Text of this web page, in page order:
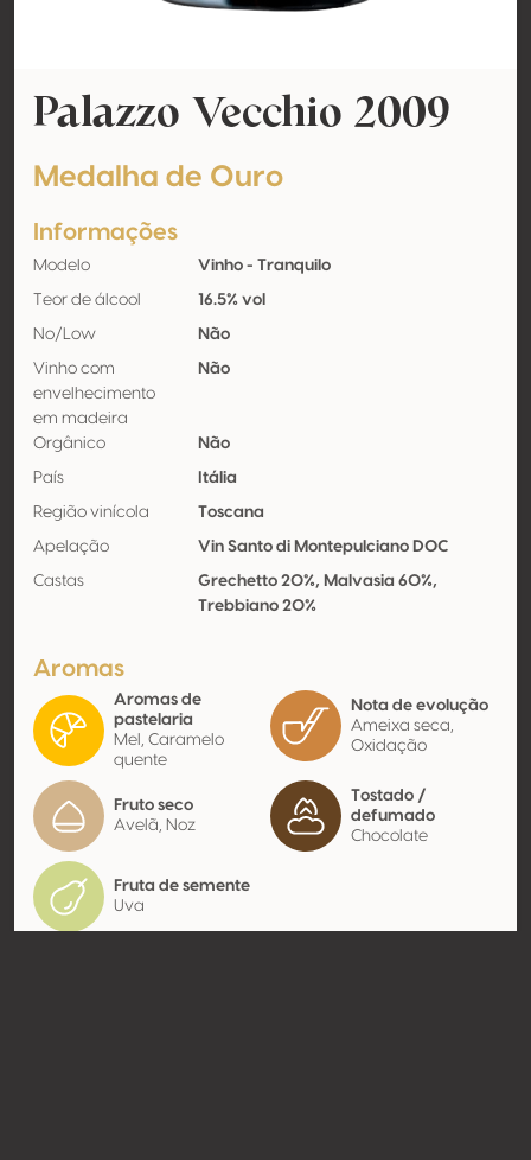
Palazzo Vecchio 2009
Medalha de Ouro
Informações
Modelo Vinho - Tranquilo
Teor de álcool 16.5% vol
No/Low Não
Vinho com
envelhecimento
em madeira
Não
Orgânico Não
País Itália
Região vinícola Toscana
Apelação Vin Santo di Montepulciano DOC
Castas
Grechetto 20%, Malvasia 60%,
Trebbiano 20%
Aromas
Aromas de
pastelaria
Mel, Caramelo
quente
Nota de evolução
Ameixa seca,
Oxidação
Fruto seco
Avelã, Noz
Tostado /
defumado
Chocolate
Fruta de semente
Uva